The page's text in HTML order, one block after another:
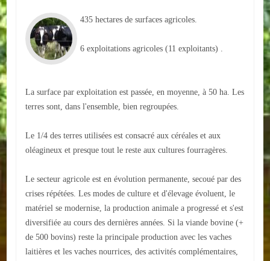
Santé
Social
Arrêtes en cours
ECOLES
Ecole publique
435 hectares de surfaces agricoles.
6 exploitations agricoles (11 exploitants) .
La surface par exploitation est passée, en moyenne, à 50 ha. Les
terres sont, dans l'ensemble, bien regroupées.
Le 1/4 des terres utilisées est consacré aux céréales et aux
oléagineux et presque tout le reste aux cultures fourragères.
Le secteur agricole est en évolution permanente, secoué par des
crises répétées. Les modes de culture et d'élevage évoluent, le
matériel se modernise, la production animale a progressé et s'est
diversifiée au cours des dernières années. Si la viande bovine (+
de 500 bovins) reste la principale production avec les vaches
laitières et les vaches nourrices, des activités complémentaires,